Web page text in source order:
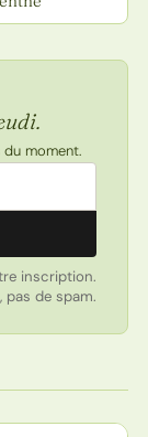
moment.
inscription.
pas de spam.